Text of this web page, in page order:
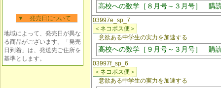
▼ 発売日について
地域によって、発売日が異な
る商品がございます。「発売
日到着」は、発送先ご住所を
基準とします。
高校への数学［８月号～３月号］ 購
03997e_sp_7
＜ネコポス便＞
意欲ある中学生の実力を加速する
高校への数学［９月号～３月号］ 購
03997f_sp_6
＜ネコポス便＞
意欲ある中学生の実力を加速する